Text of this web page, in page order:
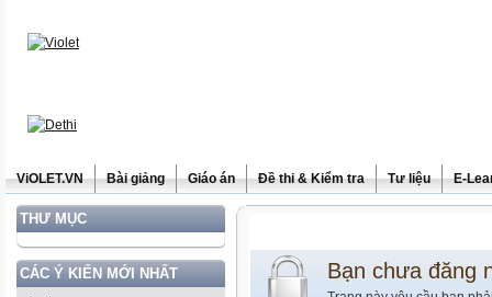
ViOLET.VN Bài giảng Giáo án Đề thi & Kiểm tra Tư liệu E-
THƯ MỤC
CÁC Ý KIẾN MỚI NHẤT Bạn chưa đăng